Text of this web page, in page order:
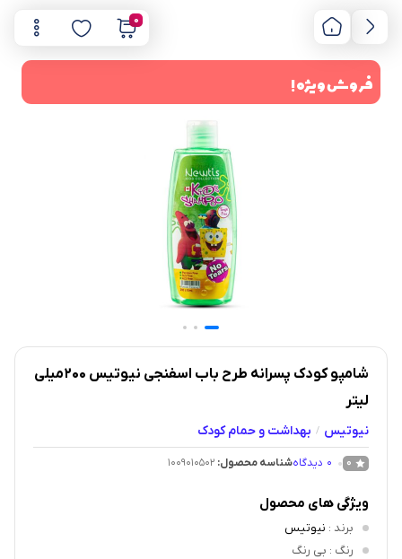
0
فروش ویژه !
شامپو کودک پسرانه طرح باب اسفنجی نیوتیس 200میلی
لیتر
نیوتیس / بهداشت و حمام کودک
0
0 دیدگاهشناسه محصول: 1009010502
ویژگی های محصول
برند : نیوتیس
رنگ : بی رنگ